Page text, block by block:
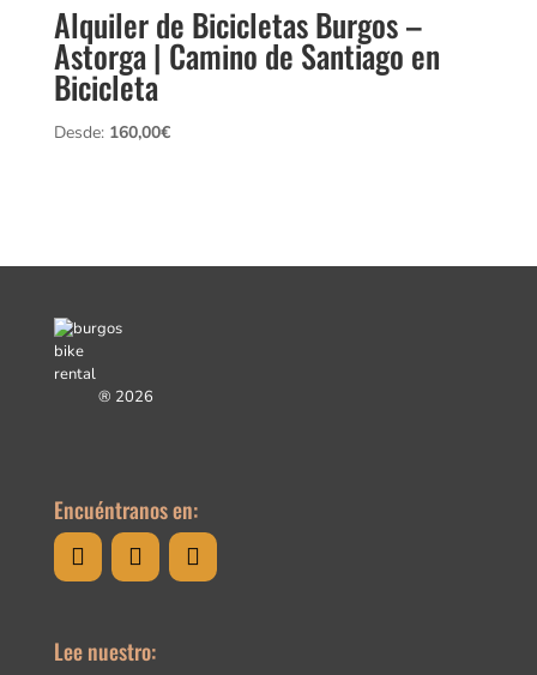
Alquiler de Bicicletas Burgos –
Astorga | Camino de Santiago en
Bicicleta
Desde: 160,00€
® 2026
Encuéntranos en:
Lee nuestro: